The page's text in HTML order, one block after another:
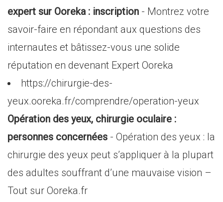
expert sur Ooreka : inscription - Montrez votre
savoir-faire en répondant aux questions des
internautes et bâtissez-vous une solide
réputation en devenant Expert Ooreka
https://chirurgie-des-
yeux.ooreka.fr/comprendre/operation-yeux
Opération des yeux, chirurgie oculaire :
personnes concernées - Opération des yeux : la
chirurgie des yeux peut s’appliquer à la plupart
des adultes souffrant d’une mauvaise vision –
Tout sur Ooreka.fr